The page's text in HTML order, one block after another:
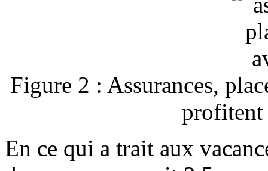
Figure 2 : Assurances,
profitent
En ce qui a trait aux